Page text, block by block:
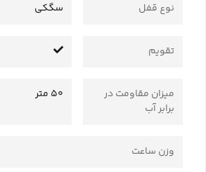
نوع قفل سگکی
تقویم
میزان مقاومت در
برابر آب
50 متر
وزن ساعت